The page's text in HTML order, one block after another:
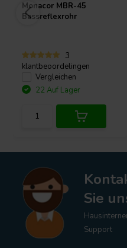
Monacor MBR-45
Bassreflexrohr
3
klantbeoordelingen
Vergleichen
22 Auf Lager
Sie
Support